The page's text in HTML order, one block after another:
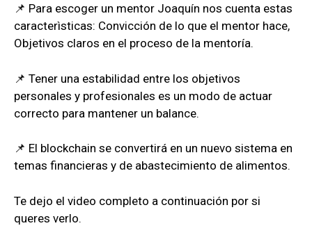
📌 Para escoger un mentor Joaquín nos cuenta estas
caracterìsticas: Convicción de lo que el mentor hace,
Objetivos claros en el proceso de la mentoría.
📌 Tener una estabilidad entre los objetivos
personales y profesionales es un modo de actuar
correcto para mantener un balance.
📌 El blockchain se convertirá en un nuevo sistema en
temas financieras y de abastecimiento de alimentos.
Te dejo el video completo a continuación por si
queres verlo.